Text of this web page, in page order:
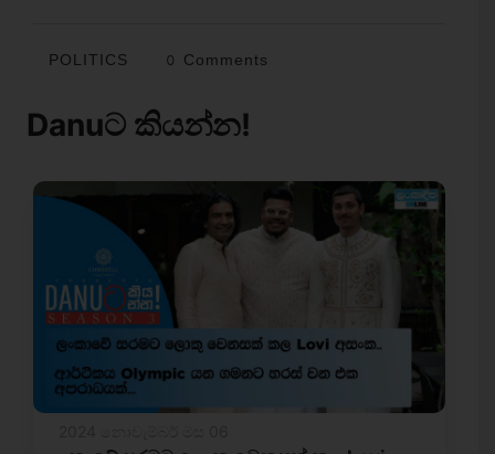
POLITICS 0 Comments